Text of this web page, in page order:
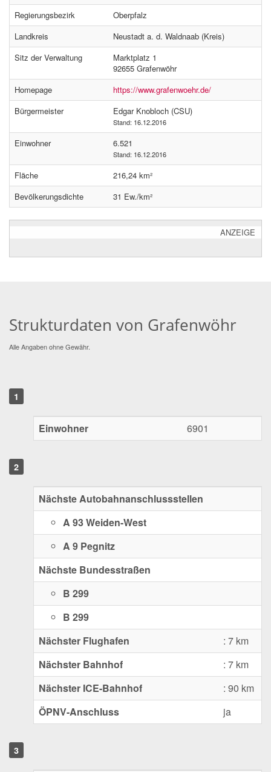
Regierungsbezirk
Oberpfalz
Landkreis
Neustadt a. d. Waldnaab (Kreis)
Sitz der Verwaltung
Marktplatz 1
92655 Grafenwöhr
Homepage
https://www.grafenwoehr.de/
Bürgermeister
Edgar Knobloch (CSU)
Stand: 16.12.2016
Einwohner 6.521
Stand: 16.12.2016
Fläche
216,24 km²
Bevölkerungsdichte
31 Ew./km²
ANZEIGE
Strukturdaten von Grafenwöhr
Alle Angaben ohne Gewähr.
Einwohner 6901
Nächste Autobahnanschlussstellen
A 93 Weiden-West
A 9 Pegnitz
Nächste Bundesstraßen
B 299
B 299
Nächster Flughafen
: 7 km
Nächster Bahnhof
: 7 km
Nächster ICE-Bahnhof
: 90 km
ÖPNV-Anschluss
ja